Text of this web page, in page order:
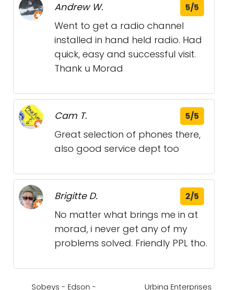
Andrew W. 5/5
Went to get a radio channel
installed in hand held radio. Had
quick, easy and successful visit.
Thank u Morad
Cam T. 5/5
Great selection of phones there,
also good service dept too
Brigitte D. 2/5
No matter what brings me in at
morad, i never get any of my
problems solved. Friendly PPL tho.
Sobeys - Edson - Urbina Enterprises